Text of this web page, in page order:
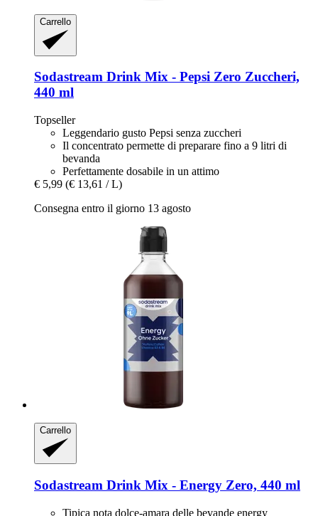
Carrello
Sodastream Drink Mix -​ Pepsi Zero Zuccheri,
440 ml
Topseller
Leggendario gusto Pepsi senza zuccheri
Il concentrato permette di preparare fino a 9 litri di
bevanda
Perfettamente dosabile in un attimo
€ 5,99 (€ 13,61 / L)
Consegna entro il giorno 13 agosto
Carrello
Sodastream Drink Mix -​ Energy Zero, 440 ml
Tipica nota dolce-amara delle bevande energy